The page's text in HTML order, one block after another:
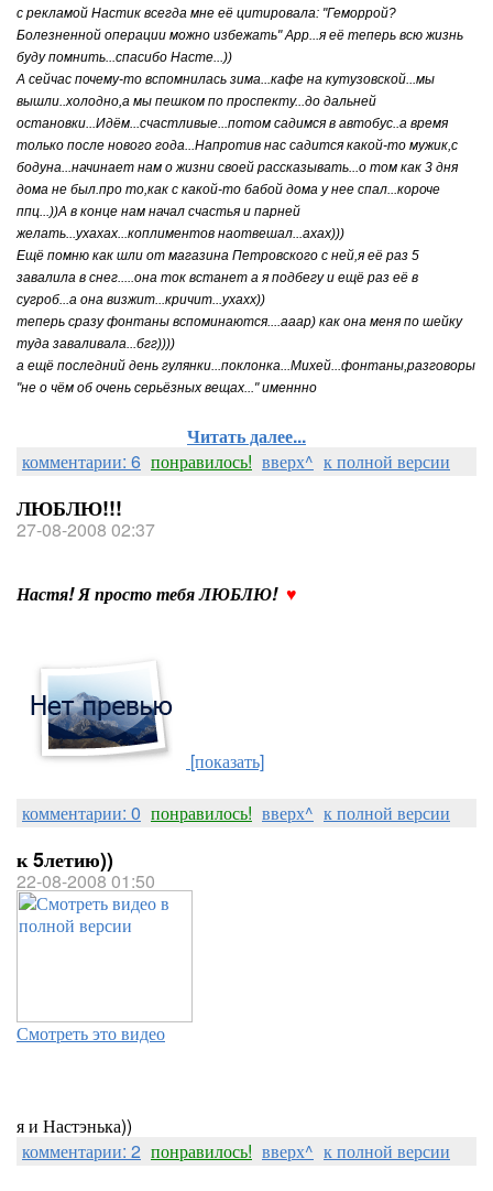
с рекламой Настик всегда мне её цитировала: "Геморрой?
Болезненной операции можно избежать" Арр...я её теперь всю жизнь
буду помнить...спасибо Насте...))
А сейчас почему-то вспомнилась зима...кафе на кутузовской...мы
вышли..холодно,а мы пешком по проспекту...до дальней
остановки...Идём...счастливые...потом садимся в автобус..а время
только после нового года...Напротив нас садится какой-то мужик,с
бодуна...начинает нам о жизни своей рассказывать...о том как 3 дня
дома не был.про то,как с какой-то бабой дома у нее спал...короче
ппц...))А в конце нам начал счастья и парней
желать...ухахах...коплиментов наотвешал...ахах)))
Ещё помню как шли от магазина Петровского с ней,я её раз 5
завалила в снег.....она ток встанет а я подбегу и ещё раз её в
сугроб...а она визжит...кричит...ухахх))
теперь сразу фонтаны вспоминаются....ааар) как она меня по шейку
туда заваливала...бгг))))
а ещё последний день гулянки...поклонка...Михей...фонтаны,разговоры
"не о чём об очень серьёзных вещах..." именнно
Читать далее...
комментарии: 6 понравилось! вверх^ к полной версии
ЛЮБЛЮ!!!
27-08-2008 02:37
Настя! Я просто тебя ЛЮБЛЮ! ♥
[показать]
комментарии: 0 понравилось! вверх^ к полной версии
к 5летию))
22-08-2008 01:50
Смотреть это видео
я и Настэнька))
комментарии: 2 понравилось! вверх^ к полной версии